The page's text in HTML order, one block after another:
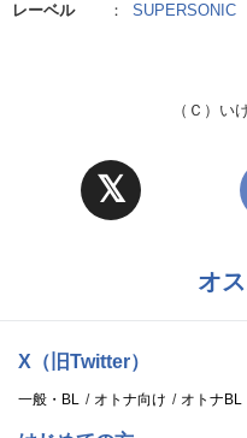
レーベル ： SUPERSONIC
（Ｃ）い
オ
X（旧Twitter）
一般・BL オトナ向け オトナBL